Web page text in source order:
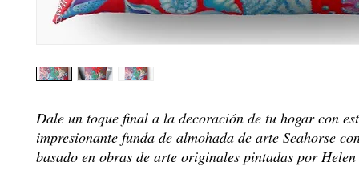
Dale un toque final a la decoración de tu hogar con
impresionante funda de almohada de arte Seahorse
basado en obras de arte originales pintadas por